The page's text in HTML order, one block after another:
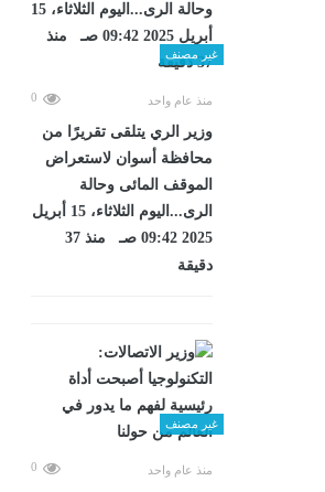
غير مصنف
منذ عام واحد 0
وزير الري يتلقى تقريرًا من
محافظة أسوان لاستعراض
الموقف المائى وحالة
الرى...اليوم الثلاثاء، 15 أبريل
2025 09:42 صـ منذ 37
دقيقة
غير مصنف
منذ عام واحد 0